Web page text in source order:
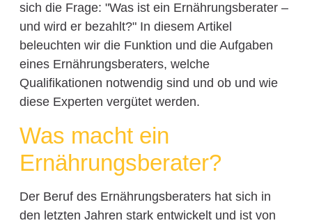
sich die Frage: "Was ist ein Ernährungsberater –
und wird er bezahlt?" In diesem Artikel
beleuchten wir die Funktion und die Aufgaben
eines Ernährungsberaters, welche
Qualifikationen notwendig sind und ob und wie
diese Experten vergütet werden.
Was macht ein
Ernährungsberater?
Der Beruf des Ernährungsberaters hat sich in
den letzten Jahren stark entwickelt und ist von